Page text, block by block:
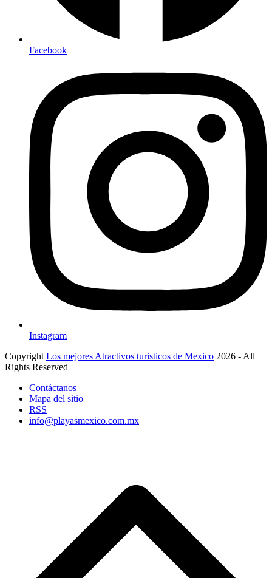
Facebook
Instagram
Copyright Los mejores Atractivos turisticos de Mexico 2026 - All
Rights Reserved
Contáctanos
Mapa del sitio
RSS
info@playasmexico.com.mx